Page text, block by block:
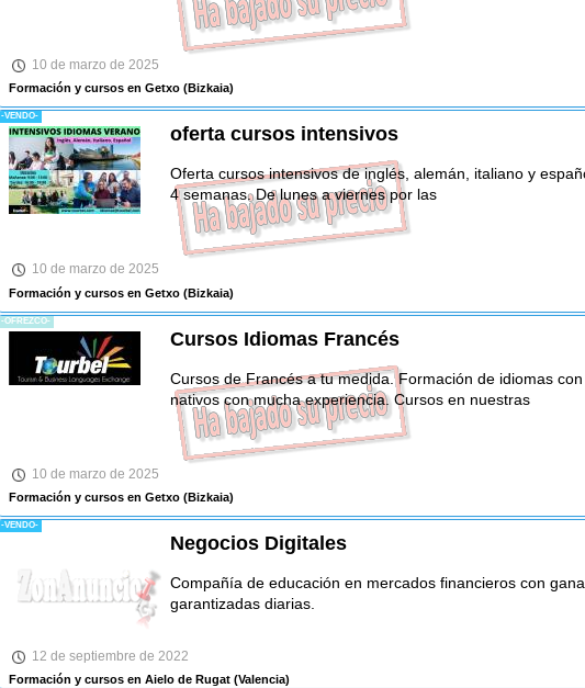
10 de marzo de 2025
Formación y cursos en Getxo(Bizkaia)
-VENDO-
oferta cursos intensivos
Oferta cursos intensivos de inglés, alemán, italiano y
4 semanas. De lunes a viernes por las
10 de marzo de 2025
Formación y cursos en Getxo(Bizkaia)
-OFREZCO-
Cursos Idiomas Francés
Cursos de Francés a tu medida. Formación de idiomas
nativos con mucha experiencia. Cursos en nuestras
10 de marzo de 2025
Formación y cursos en Getxo(Bizkaia)
-VENDO-
Negocios Digitales
Compañía de educación en mercados financieros con
garantizadas diarias.
12 de septiembre de 2022
Formación y cursos en Aielo de Rugat(Valencia)